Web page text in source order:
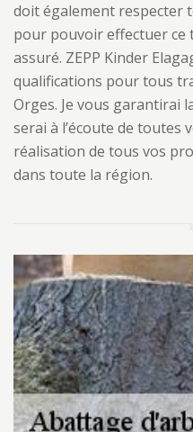
doit également respecter
pour pouvoir effectuer ce
assuré. ZEPP Kinder
qualifications pour tous
Orges. Je vous garantirai
serai à l’écoute de toutes
réalisation de tous vos
dans toute la région.